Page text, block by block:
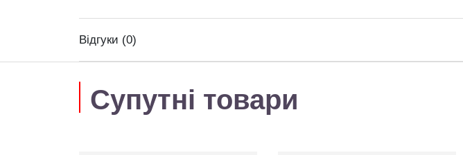
Відгуки (0)
Супутні товари